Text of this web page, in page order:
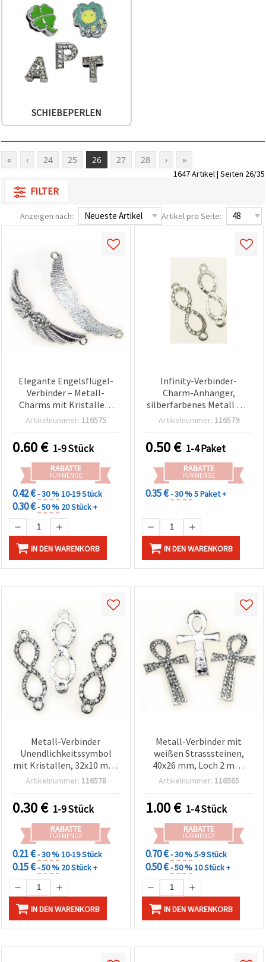
SCHIEBEPERLEN
« ‹ 24 25 26 27 28 › »
1647 Artikel | Seiten 26/35
FILTER
Anzeigen nach: Artikel pro Seite:
Elegante Engelsflügel-
Verbinder – Metall-
Charms mit Kristallen,
Farbe Weiß, 56 x 13 mm,
Schmuck und
Schmuckherstellung
Artikelnummer: 116575
0.60€ 1-9 Stück
RABATTE
FÜR MENGE
0.42 €- 30 %10-19 Stück
0.30 €- 50 % 20 Stück +
IN DEN WARENKORB
Infinity-Verbinder-
Charm-Anhänger,
silberfarbenes Metall mit
Kristallen, 33x10x2 mm,
Artikelnummer: 116579
0.50€ 1-4 Paket
RABATTE
FÜR MENGE
0.35 €- 30 %5 Paket +
IN DEN WARENKORB
Metall-Verbinder
Unendlichkeitssymbol
mit Kristallen, 32x10 mm,
Loch 2 mm, Weiß –
Bastelbedarf
Artikelnummer: 116578
0.30€ 1-9 Stück
RABATTE
FÜR MENGE
0.21 €- 30 %10-19 Stück
0.15 €- 50 % 20 Stück +
IN DEN WARENKORB
Metall-Verbinder mit
weißen Strasssteinen,
40x26 mm, Loch 2 mm,
Farbe Weiß, für
Artikelnummer: 116565
1.00€ 1-4 Stück
RABATTE
FÜR MENGE
0.70 €- 30 %5-9 Stück
0.50 €- 50 %10 Stück +
IN DEN WARENKORB